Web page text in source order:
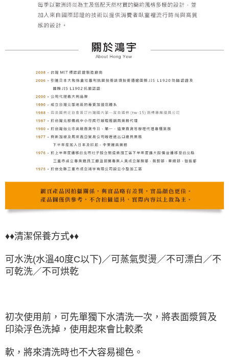
♦♦清潔保養方式♦♦
可水洗(水溫40度C以下)／可蒸氣熨燙／不可漂白／不
可乾洗／不可烘乾
初次使用前，可先單獨下水清洗一次，將表面漿質及
印染浮色洗掉，使用起來會比較柔
軟，將來清洗時也不大容易褪色。